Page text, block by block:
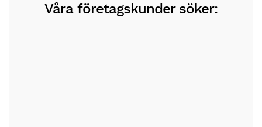
Våra företagskunder söker: